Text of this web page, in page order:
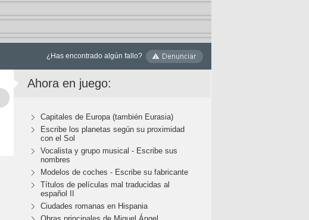
¿Has encontrado algún fallo?
Ahora en juego:
Capitales de Europa (también Eurasia)
Escribe los planetas según su proximidad
con el Sol
Vocalista y grupo musical - Escribe sus
nombres
Modelos de coches - Escribe su fabricante
Títulos de películas mal traducidas al
español II
Ciudades romanas en Hispania